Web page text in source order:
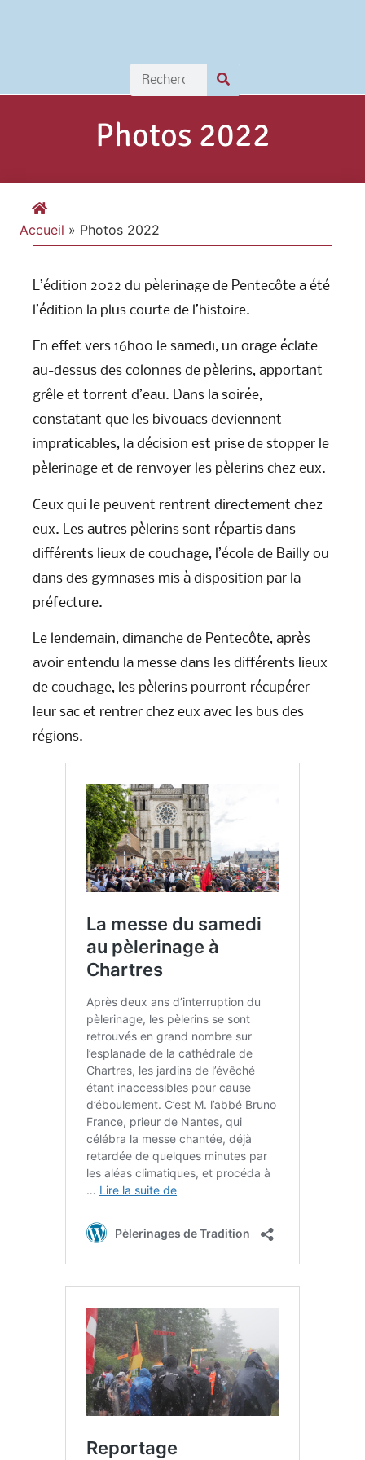
Photos 2022
Accueil » Photos 2022
L’édition 2022 du pèlerinage de Pentecôte a été
l’édition la plus courte de l’histoire.
En effet vers 16h00 le samedi, un orage éclate
au-dessus des colonnes de pèlerins, apportant
grêle et torrent d’eau. Dans la soirée,
constatant que les bivouacs deviennent
impraticables, la décision est prise de stopper le
pèlerinage et de renvoyer les pèlerins chez eux.
Ceux qui le peuvent rentrent directement chez
eux. Les autres pèlerins sont répartis dans
différents lieux de couchage, l’école de Bailly ou
dans des gymnases mis à disposition par la
préfecture.
Le lendemain, dimanche de Pentecôte, après
avoir entendu la messe dans les différents lieux
de couchage, les pèlerins pourront récupérer
leur sac et rentrer chez eux avec les bus des
régions.